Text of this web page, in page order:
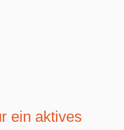
ein aktives